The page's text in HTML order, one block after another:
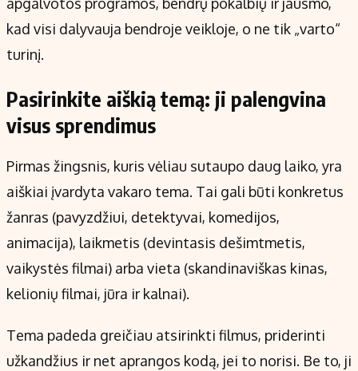
apgalvotos programos, bendrų pokalbių ir jausmo,
kad visi dalyvauja bendroje veikloje, o ne tik „varto“
turinį.
Pasirinkite aiškią temą: ji palengvina
visus sprendimus
Pirmas žingsnis, kuris vėliau sutaupo daug laiko, yra
aiškiai įvardyta vakaro tema. Tai gali būti konkretus
žanras (pavyzdžiui, detektyvai, komedijos,
animacija), laikmetis (devintasis dešimtmetis,
vaikystės filmai) arba vieta (skandinaviškas kinas,
kelionių filmai, jūra ir kalnai).
Tema padeda greičiau atsirinkti filmus, priderinti
užkandžius ir net aprangos kodą, jei to norisi. Be to, ji